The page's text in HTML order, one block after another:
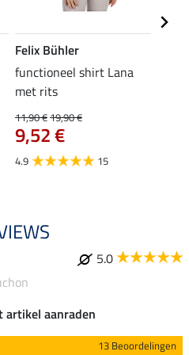
Felix Bühler
functioneel shirt Lana
met rits
11,90 €19,90 €
9,52 €
4.9 15
5.0
artikel aanraden
13 Beoordelingen